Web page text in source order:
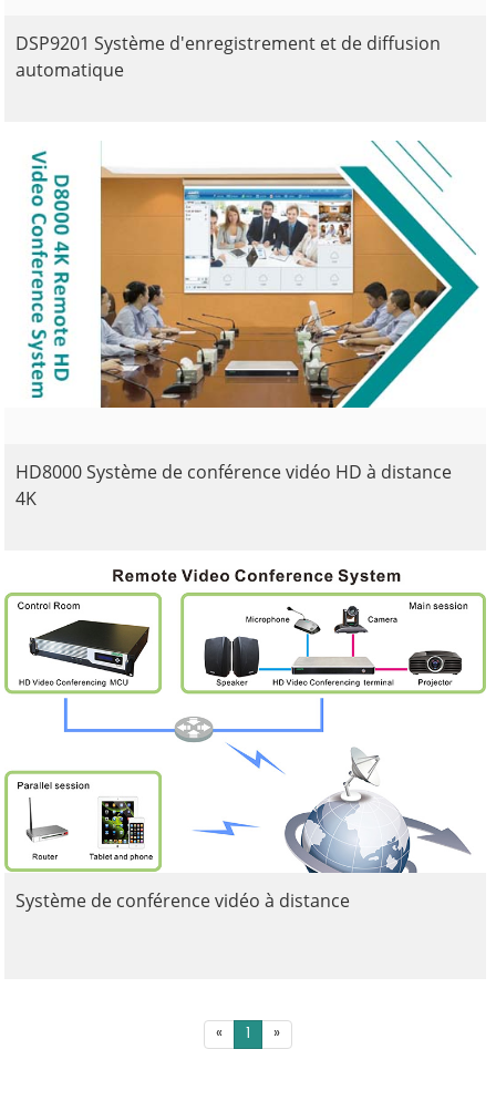
DSP9201 Système d'enregistrement et de diffusion
automatique
HD8000 Système de conférence vidéo HD à distance
4K
Système de conférence vidéo à distance
« 1 »